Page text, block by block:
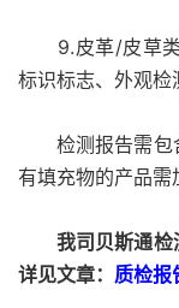
9.皮革/皮草类
标识标志、外观检
检测报告需包含
有填充物的产品需
我司贝斯通检
详见文章： 质检报